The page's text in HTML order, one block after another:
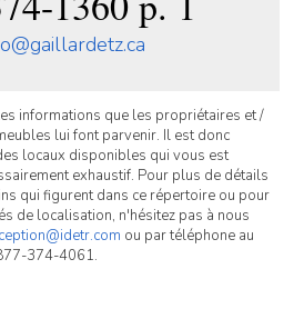
informations que les propriétaires et /
lui font parvenir. Il est donc
locaux disponibles qui vous est
exhaustif. Pour plus de détails
qui figurent dans ce répertoire ou pour
de localisation, n'hésitez pas à nous
ou par téléphone au
374-4061.